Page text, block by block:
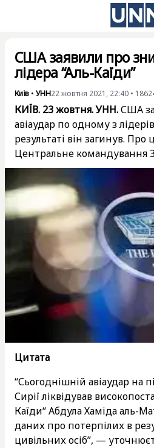
США заявили про
лідера “Аль-Каїди”
Київ • УНН22 жовтня 2021, 22:40 •
КИЇВ. 23 жовтня. УНН.США
авіаудар по одному з
результаті він загинув.
Центральне командування
Цитата
“Сьогоднішній авіаудар на
Сирії ліквідував
Каїди“ Абдула Хаміда аль-
даних про потерпілих в
цивільних осіб”, —